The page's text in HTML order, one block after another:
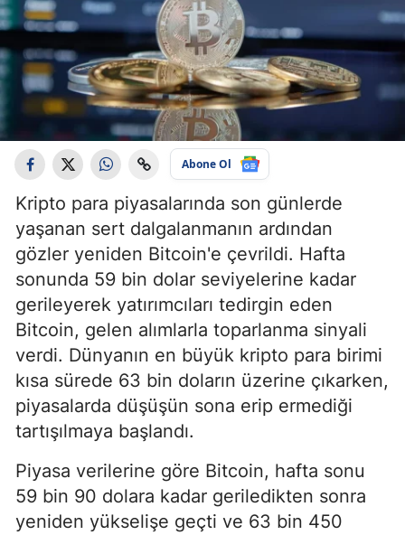
Abone Ol
Kripto para piyasalarında son günlerde
yaşanan sert dalgalanmanın ardından
gözler yeniden Bitcoin'e çevrildi. Hafta
sonunda 59 bin dolar seviyelerine kadar
gerileyerek yatırımcıları tedirgin eden
Bitcoin, gelen alımlarla toparlanma sinyali
verdi. Dünyanın en büyük kripto para birimi
kısa sürede 63 bin doların üzerine çıkarken,
piyasalarda düşüşün sona erip ermediği
tartışılmaya başlandı.
Piyasa verilerine göre Bitcoin, hafta sonu
59 bin 90 dolara kadar geriledikten sonra
yeniden yükselişe geçti ve 63 bin 450